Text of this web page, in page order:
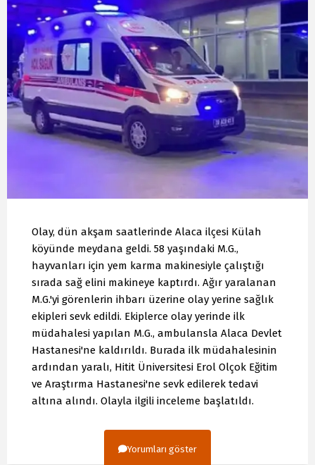
Olay, dün akşam saatlerinde Alaca ilçesi Külah
köyünde meydana geldi. 58 yaşındaki M.G.,
hayvanları için yem karma makinesiyle çalıştığı
sırada sağ elini makineye kaptırdı. Ağır yaralanan
M.G.'yi görenlerin ihbarı üzerine olay yerine sağlık
ekipleri sevk edildi. Ekiplerce olay yerinde ilk
müdahalesi yapılan M.G., ambulansla Alaca Devlet
Hastanesi'ne kaldırıldı. Burada ilk müdahalesinin
ardından yaralı, Hitit Üniversitesi Erol Olçok Eğitim
ve Araştırma Hastanesi'ne sevk edilerek tedavi
altına alındı. Olayla ilgili inceleme başlatıldı.
Yorumları göster